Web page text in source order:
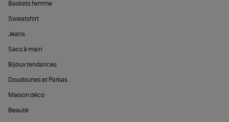
Baskets femme
Sweatshirt
Jeans
Sacs à main
Bijoux tendances
Doudounes et Parkas
Maison déco
Beauté